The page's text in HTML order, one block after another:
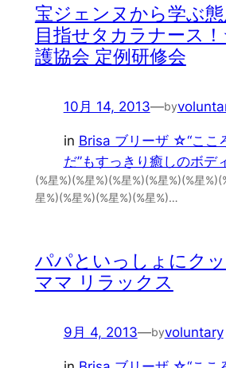
宝ジェンヌから学ぶ態
目指せタカラナース
護協会 定例研修会
10月 14, 2013—by
in Brisa ブリーザ ☆“ここ
だ”もすっきり癒しのボデ
(%星%)(%星%)(%星%)(%星%)(%星
星%)(%星%)(%星%)(%星%)…
パパといっしょにク
ママ リラックス
9月 4, 2013—byvoluntary